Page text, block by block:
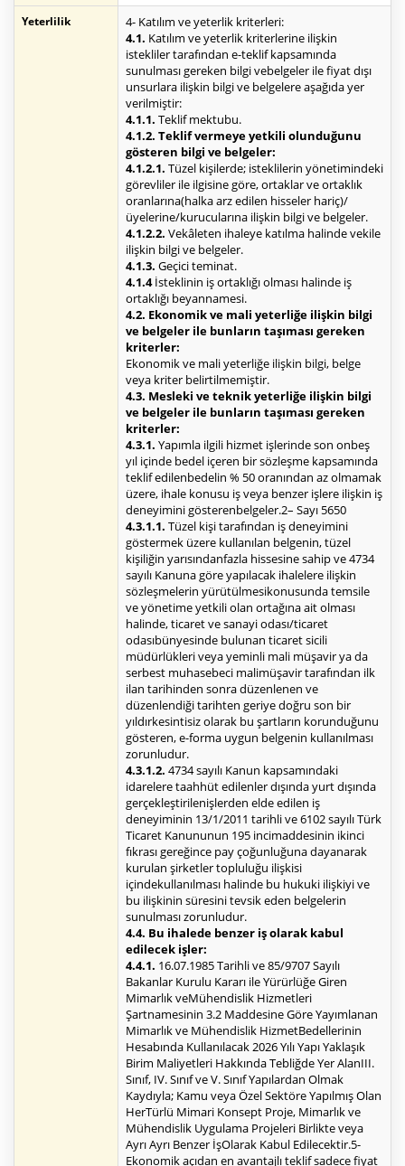
Yeterlilik
4- Katılım ve yeterlik kriterleri:
4.1. Katılım ve yeterlik kriterlerine ilişkin
istekliler tarafından e-teklif kapsamında
sunulması gereken bilgi vebelgeler ile fiyat dışı
unsurlara ilişkin bilgi ve belgelere aşağıda yer
verilmiştir:
4.1.1. Teklif mektubu.
4.1.2. Teklif vermeye yetkili olunduğunu
gösteren bilgi ve belgeler:
4.1.2.1. Tüzel kişilerde; isteklilerin yönetimindeki
görevliler ile ilgisine göre, ortaklar ve ortaklık
oranlarına(halka arz edilen hisseler hariç)/
üyelerine/kurucularına ilişkin bilgi ve belgeler.
4.1.2.2. Vekâleten ihaleye katılma halinde vekile
ilişkin bilgi ve belgeler.
4.1.3. Geçici teminat.
4.1.4İsteklinin iş ortaklığı olması halinde iş
ortaklığı beyannamesi.
4.2. Ekonomik ve mali yeterliğe ilişkin bilgi
ve belgeler ile bunların taşıması gereken
kriterler:
Ekonomik ve mali yeterliğe ilişkin bilgi, belge
veya kriter belirtilmemiştir.
4.3. Mesleki ve teknik yeterliğe ilişkin bilgi
ve belgeler ile bunların taşıması gereken
kriterler:
4.3.1. Yapımla ilgili hizmet işlerinde son onbeş
yıl içinde bedel içeren bir sözleşme kapsamında
teklif edilenbedelin % 50 oranından az olmamak
üzere, ihale konusu iş veya benzer işlere ilişkin iş
deneyimini gösterenbelgeler.2– Sayı 5650
4.3.1.1. Tüzel kişi tarafından iş deneyimini
göstermek üzere kullanılan belgenin, tüzel
kişiliğin yarısındanfazla hissesine sahip ve 4734
sayılı Kanuna göre yapılacak ihalelere ilişkin
sözleşmelerin yürütülmesikonusunda temsile
ve yönetime yetkili olan ortağına ait olması
halinde, ticaret ve sanayi odası/ticaret
odasıbünyesinde bulunan ticaret sicili
müdürlükleri veya yeminli mali müşavir ya da
serbest muhasebeci malimüşavir tarafından ilk
ilan tarihinden sonra düzenlenen ve
düzenlendiği tarihten geriye doğru son bir
yıldırkesintisiz olarak bu şartların korunduğunu
gösteren, e-forma uygun belgenin kullanılması
zorunludur.
4.3.1.2. 4734 sayılı Kanun kapsamındaki
idarelere taahhüt edilenler dışında yurt dışında
gerçekleştirilenişlerden elde edilen iş
deneyiminin 13/1/2011 tarihli ve 6102 sayılı Türk
Ticaret Kanununun 195 incimaddesinin ikinci
fıkrası gereğince pay çoğunluğuna dayanarak
kurulan şirketler topluluğu ilişkisi
içindekullanılması halinde bu hukuki ilişkiyi ve
bu ilişkinin süresini tevsik eden belgelerin
sunulması zorunludur.
4.4. Bu ihalede benzer iş olarak kabul
edilecek işler:
4.4.1. 16.07.1985 Tarihli ve 85/9707 Sayılı
Bakanlar Kurulu Kararı ile Yürürlüğe Giren
Mimarlık veMühendislik Hizmetleri
Şartnamesinin 3.2 Maddesine Göre Yayımlanan
Mimarlık ve Mühendislik HizmetBedellerinin
Hesabında Kullanılacak 2026 Yılı Yapı Yaklaşık
Birim Maliyetleri Hakkında Tebliğde Yer AlanIII.
Sınıf, IV. Sınıf ve V. Sınıf Yapılardan Olmak
Kaydıyla; Kamu veya Özel Sektöre Yapılmış Olan
HerTürlü Mimari Konsept Proje, Mimarlık ve
Mühendislik Uygulama Projeleri Birlikte veya
Ayrı Ayrı Benzer İşOlarak Kabul Edilecektir.5-
Ekonomik açıdan en avantajlı teklif sadece fiyat